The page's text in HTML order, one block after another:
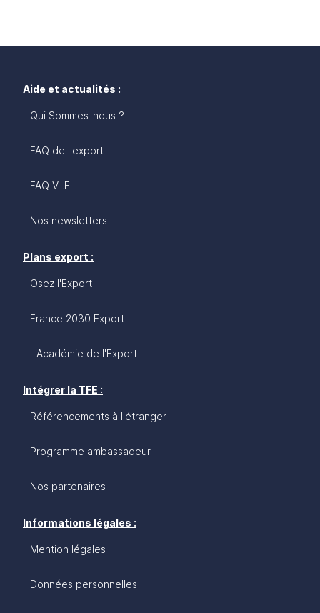
Aide et actualités :
Qui Sommes-nous ?
FAQ de l'export
FAQ V.I.E
Nos newsletters
Plans export :
Osez l'Export
France 2030 Export
L'Académie de l'Export
Intégrer la TFE :
Référencements à l'étranger
Programme ambassadeur
Nos partenaires
Informations légales :
Mention légales
Données personnelles